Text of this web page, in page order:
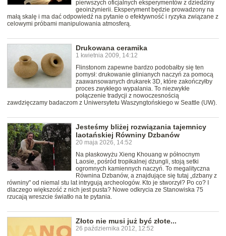
pierwszych oficjalnych eksperymentów z dziedziny
geoinżynierii. Eksperyment będzie prowadzony na
małą skalę i ma dać odpowiedź na pytanie o efektywność i ryzyka związane z
celowymi próbami manipulowania atmosferą.
Drukowana ceramika
1 kwietnia 2009, 14:12
Flinstonom zapewne bardzo podobałby się ten
pomysł: drukowanie glinianych naczyń za pomocą
zaawansowanych drukarek 3D, które zakończyłby
proces zwykłego wypalania. To niezwykłe
połączenie tradycji z nowoczesnością
zawdzięczamy badaczom z Uniwersytetu Waszyngtońskiego w Seattle (UW).
Jesteśmy bliżej rozwiązania tajemnicy
laotańskiej Równiny Dzbanów
20 maja 2026, 14:52
Na płaskowyżu Xieng Khouang w północnym
Laosie, pośród tropikalnej dżungli, stoją setki
ogromnych kamiennych naczyń. To megalityczna
Równina Dzbanów, a znajdujące się tutaj „dzbany z
równiny" od niemal stu lat intrygują archeologów. Kto je stworzył? Po co? I
dlaczego większość z nich jest pusta? Nowe odkrycia ze Stanowiska 75
rzucają wreszcie światło na te pytania.
Złoto nie musi już być złote...
26 października 2012, 12:52